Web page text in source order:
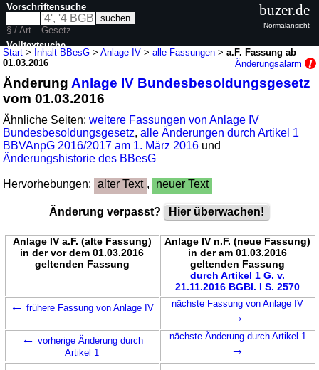
Start > Inhalt BBesG >Anlage IV >alle Fassungen >a.F. Fassung ab
01.03.2016
Änderungsalarm
Änderung Anlage IV Bundesbesoldungsgesetz
vom 01.03.2016
Ähnliche Seiten:weitere Fassungen von Anlage IV
Bundesbesoldungsgesetz,alle Änderungen durch Artikel 1
BBVAnpG 2016/2017 am 1. März 2016 und
Änderungshistorie des BBesG
Hervorhebungen: alter Text , neuer Text
Änderung verpasst? Hier überwachen!
Anlage IV a.F. (alte Fassung)
in der vor dem 01.03.2016
geltenden Fassung
Anlage IV n.F. (neue Fassung)
in der am 01.03.2016
geltenden Fassung
durch Artikel 1 G. v.
21.11.2016 BGBl. I S. 2570
← frühere Fassung von Anlage IV nächste Fassung von Anlage IV
→
← vorherige Änderung durch
Artikel 1
nächste Änderung durch Artikel 1
→
Vorschriftensuche
§ / Art.
Gesetz
Volltextsuche
buzer.de
Normalansicht